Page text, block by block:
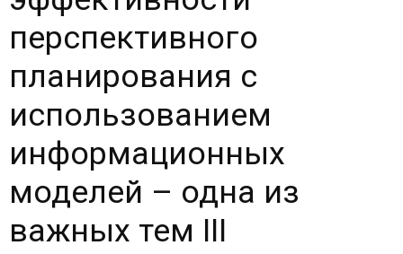
перспективного
планирования с
использованием
информационных
моделей – одна из
важных тем III